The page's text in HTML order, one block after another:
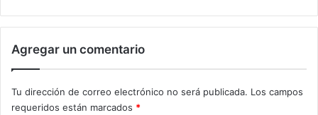
Agregar un comentario
Tu dirección de correo electrónico no será publicada. Los campos
requeridos están marcados *